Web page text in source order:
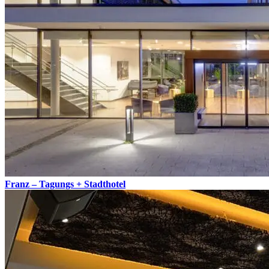
Franz – Tagungs + Stadthotel